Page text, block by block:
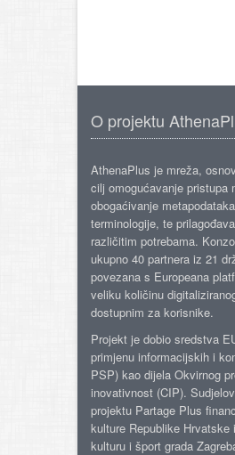
O projektu
AthenaPlus je mreža,
cilj omogućavanje pristupa
obogaćivanje
terminologije, te
različitim potrebama.
ukupno 40 partnera iz 21
povezana s Europeana
veliku količinu
dostupnim za korisnike.
Projekt je dobio sredstva
primjenu informacijskih i
PSP) kao dijela Okvirnog
inovativnost (CIP).
projektu Partage Plus
kulture Republike
kulturu i šport grada